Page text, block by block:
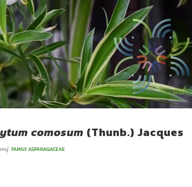
comosum (Thunb.) Jacques
หมู่ :FAMILY ASPARAGACEAE